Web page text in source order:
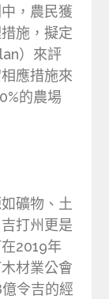
，農民獲
施，擬定
）來評
應措施來
的農場
礦物、土
打州更是
2019年
材業公會
令吉的經